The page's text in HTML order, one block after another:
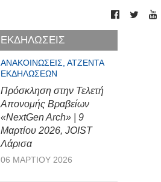
ΕΚΔΗΛΩΣΕΙΣ
ΑΝΑΚΟΙΝΏΣΕΙΣ, ΑΤΖΈΝΤΑ
ΕΚΔΗΛΏΣΕΩΝ
Πρόσκληση στην Τελετή
Απονομής Βραβείων
«NextGen Arch» | 9
Μαρτίου 2026, JOIST
Λάρισα
06 ΜΑΡΤΊΟΥ 2026